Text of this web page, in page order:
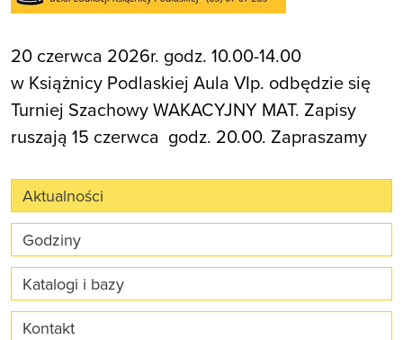
20 czerwca 2026r. godz. 10.00-14.00
w Książnicy Podlaskiej Aula VIp. odbędzie się
Turniej Szachowy WAKACYJNY MAT. Zapisy
ruszają 15 czerwca godz. 20.00. Zapraszamy
Aktualności
Godziny
Katalogi i bazy
Kontakt